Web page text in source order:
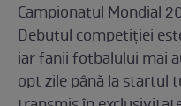
Campionatul Mondial
Debutul competiției
iar fanii fotbalului mai
opt zile până la startul